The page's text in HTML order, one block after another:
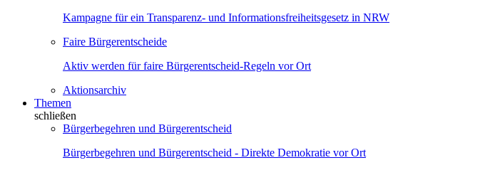
Kampagne für ein Transparenz- und Informationsfreiheitsgesetz in NRW
Faire Bürgerentscheide
Aktiv werden für faire Bürgerentscheid-Regeln vor Ort
Aktionsarchiv
Themen
schließen
Bürgerbegehren und Bürgerentscheid
Bürgerbegehren und Bürgerentscheid - Direkte Demokratie vor Ort